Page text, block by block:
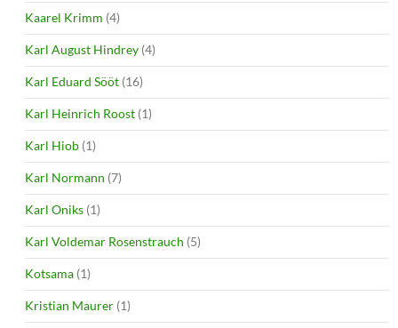
Kaarel Krimm (4)
Karl August Hindrey (4)
Karl Eduard Sööt (16)
Karl Heinrich Roost (1)
Karl Hiob (1)
Karl Normann (7)
Karl Oniks (1)
Karl Voldemar Rosenstrauch (5)
Kotsama (1)
Kristian Maurer (1)